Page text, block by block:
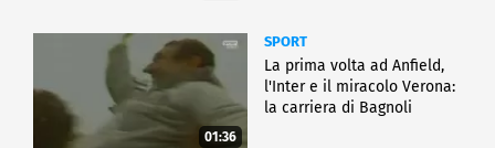
01:36
SPORT
La prima volta ad Anfield,
l'Inter e il miracolo Verona:
la carriera di Bagnoli